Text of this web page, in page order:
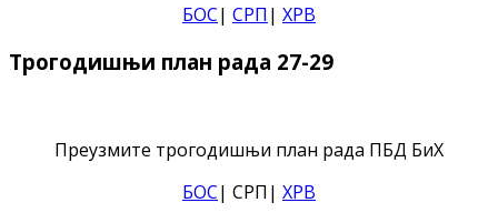
БОС| СРП | ХРВ
Трогодишњи план рада 27-29
Преузмите трогодишњи план рада ПБД БиХ
БОС| СРП| ХРВ